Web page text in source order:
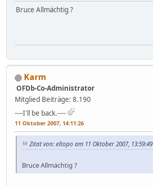
Bruce Allmächtig ?
Karm
OFDb-Co-Administrator
Mitglied Beiträge: 8.190
----I'll be back.----
11 Oktober 2007, 14:11:26
Zitat von: eltopo am 11 Oktober 2007, 13:59:49
Bruce Allmächtig ?